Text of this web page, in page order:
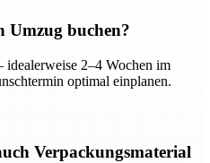
Umzug buchen?
2–4 Wochen im
optimal einplanen.
Verpackungsmaterial